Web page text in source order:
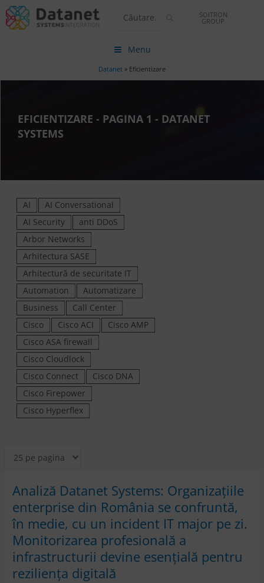
SOITRON
GROUP
Menu
Datanet » Eficientizare
EFICIENTIZARE - PAGINA 1 - DATANET
SYSTEMS
AI
AI Conversational
AI Security
anti DDoS
Arbor Networks
Arhitectura SASE
Arhitectură de securitate IT
Automation
Automatizare
Business
Call Center
Cisco
Cisco ACI
Cisco AMP
Cisco ASA firewall
Cisco Cloudlock
Cisco Connect
Cisco DNA
Cisco Firepower
Cisco Hyperflex
Analiză Datanet Systems: Organizațiile
enterprise din România se confruntă,
în medie, cu un incident IT major pe zi.
Monitorizarea profesională a
infrastructurii devine esențială pentru
reziliența digitală